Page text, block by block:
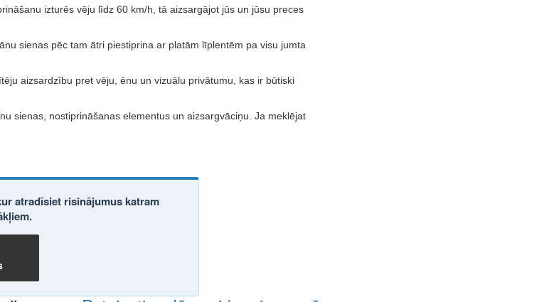
izturēs vēju līdz 60 km/h, tā aizsargājot jūs un jūsu preces
sienas pēc tam ātri piestiprina ar platām līplentēm pa visu jumta
aizsardzību pret vēju, ēnu un vizuālu privātumu, kas ir būtiski
sienas, nostiprināšanas elementus un aizsargvāciņu. Ja meklējat
atradīsiet risinājumus katram